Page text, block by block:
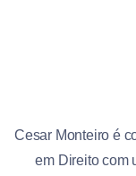
Cesar Monteiro é
em Direito com